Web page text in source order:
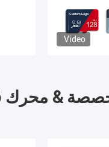
Video